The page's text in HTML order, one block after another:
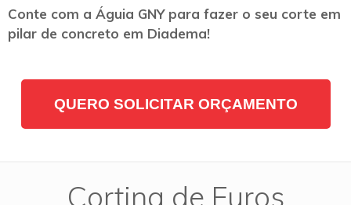
Conte com a Águia GNY para fazer o seu corte em
pilar de concreto em Diadema!
QUERO SOLICITAR ORÇAMENTO
Cortina de Furos